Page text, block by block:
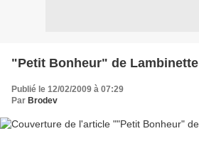
"Petit Bonheur" de Lambinette
Publié le 12/02/2009 à 07:29
Par Brodev